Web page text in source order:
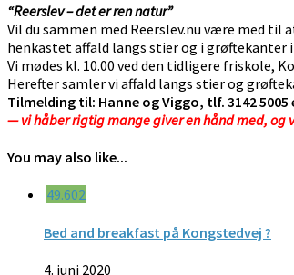
“Reerslev – det er ren natur”
Vil du sammen med Reerslev.nu være med
henkastet affald langs stier og i grøftekanter i
Vi mødes kl. 10.00 ved den tidligere friskole,
Herefter samler vi affald langs stier og
Tilmelding til: Hanne og Viggo, tlf. 3142 5005
— vi håber rigtig mange giver en hånd med, og
You may also like...
49.602
Bed and breakfast på Kongstedvej ?
4. juni 2020